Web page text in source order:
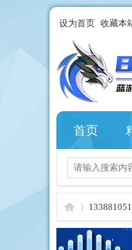
设为首页 收藏本
首页